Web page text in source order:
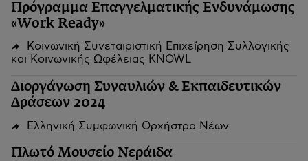
Πρόγραμμα Επαγγελματικής Ενδυνάμωσης
«Work Ready»
Κοινωνική Συνεταιριστική Επιχείρηση Συλλογικής
και Κοινωνικής Ωφέλειας KNOWL
Διοργάνωση Συναυλιών & Εκπαιδευτικών
Δράσεων 2024
Ελληνική Συμφωνική Ορχήστρα Νέων
Πλωτό Μουσείο Νεράιδα